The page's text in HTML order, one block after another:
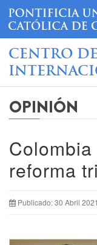
CENTRO
OPINIÓN
reforma
Publicado: 30 Abril 2021